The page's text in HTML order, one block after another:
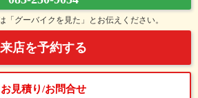
グーバイクを見た」とお伝えください。
来店を予約する
お見積り/お問合せ